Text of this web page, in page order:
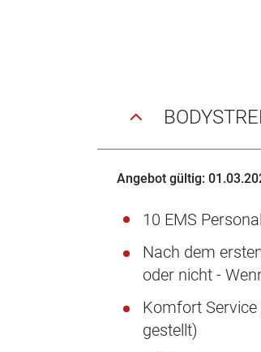
Angebot gültig:
10 EMS
Nach dem
oder nicht -
Komfort
gestellt)